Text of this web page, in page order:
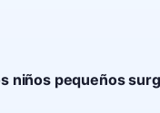
niños pequeños